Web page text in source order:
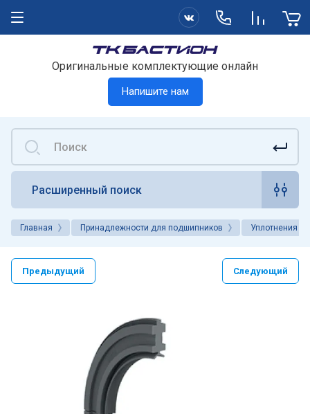
Оригинальные комплектующие онлайн
Напишите нам
Расширенный поиск
Главная Принадлежности для подшипников Уплотнения
Предыдущий Следующий